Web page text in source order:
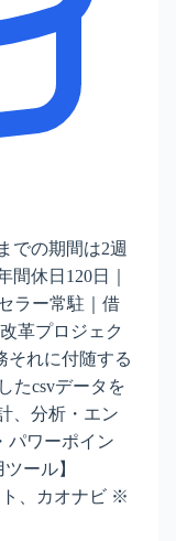
での期間は2週
休日120日｜
ラー常駐｜借
革プロジェク
それに付随する
たcsvデータを
、分析・エン
パワーポイン
ール】
ト、カオナビ ※